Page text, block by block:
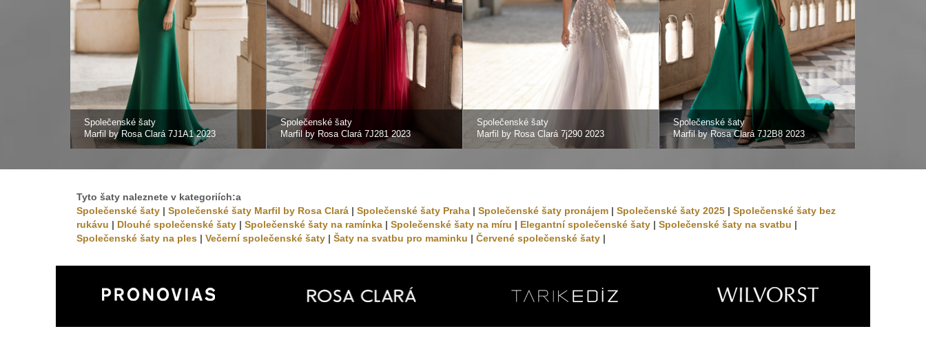
Společenské šaty
Marfil by Rosa Clará 7J1A1 2023
Společenské šaty
Marfil by Rosa Clará 7J281 2023
Společenské šaty
Marfil by Rosa Clará 7j290 2023
Společenské šaty
Marfil by Rosa Clará 7J2B8 2023
Tyto šaty naleznete v kategoriích:a
Společenské šaty | Společenské šaty Marfil by Rosa Clará | Společenské šaty Praha | Společenské šaty pronájem | Společenské šaty 2025 | Společenské šaty bez
rukávu | Dlouhé společenské šaty | Společenské šaty na ramínka | Společenské šaty na míru | Elegantní společenské šaty | Společenské šaty na svatbu |
Společenské šaty na ples | Večerní společenské šaty | Šaty na svatbu pro maminku | Červené společenské šaty |